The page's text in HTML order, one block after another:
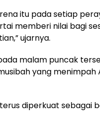
itu pada setiap
memberi nilai bagi
ujarnya.
malam puncak
yang menimpah
diperkuat sebagai